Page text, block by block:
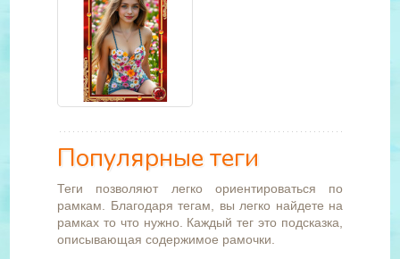
Популярные теги
Теги позволяют легко ориентироваться по
рамкам. Благодаря тегам, вы легко найдете на
рамках то что нужно. Каждый тег это подсказка,
описывающая содержимое рамочки.